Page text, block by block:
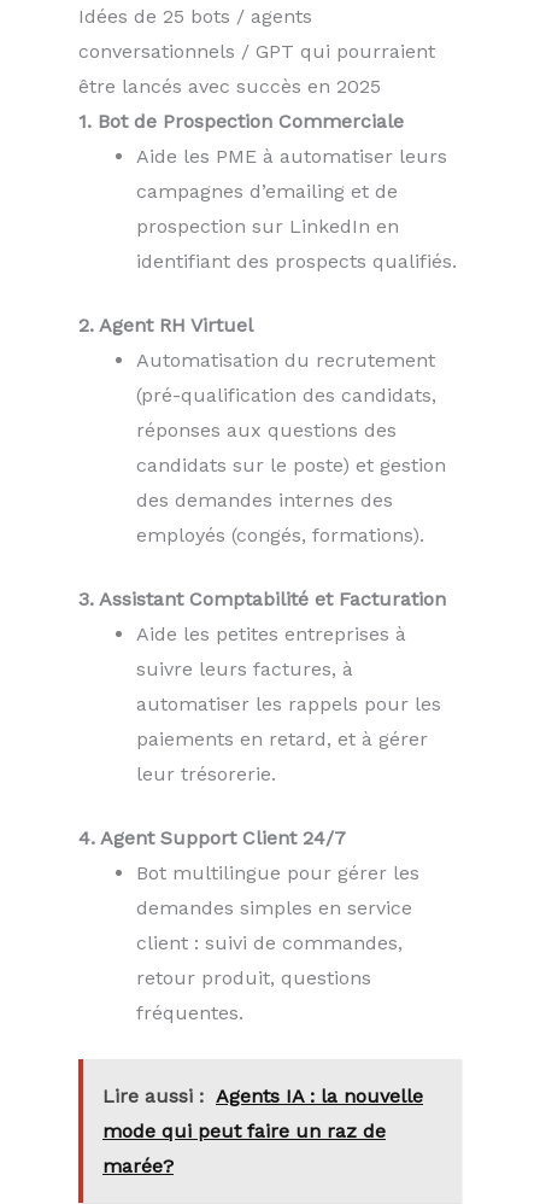
Idées de 25 bots / agents
conversationnels / GPT qui pourraient
être lancés avec succès en 2025
1. Bot de Prospection Commerciale
Aide les PME à automatiser leurs
campagnes d’emailing et de
prospection sur LinkedIn en
identifiant des prospects qualifiés.
2. Agent RH Virtuel
Automatisation du recrutement
(pré-qualification des candidats,
réponses aux questions des
candidats sur le poste) et gestion
des demandes internes des
employés (congés, formations).
3. Assistant Comptabilité et Facturation
Aide les petites entreprises à
suivre leurs factures, à
automatiser les rappels pour les
paiements en retard, et à gérer
leur trésorerie.
4. Agent Support Client 24/7
Bot multilingue pour gérer les
demandes simples en service
client : suivi de commandes,
retour produit, questions
fréquentes.
Lire aussi : Agents IA : la nouvelle
mode qui peut faire un raz de
marée?